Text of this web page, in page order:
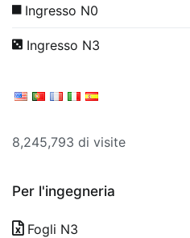
Ingresso N0
Ingresso N3
8,245,793 di visite
Per l'ingegneria
Fogli N3